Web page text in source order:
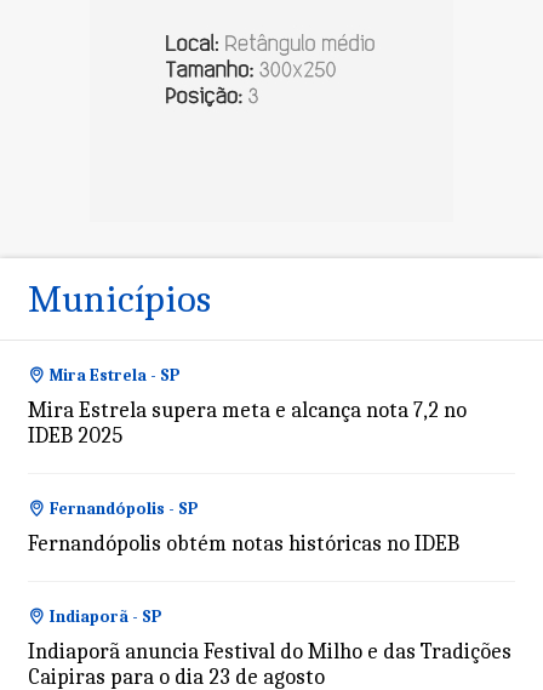
Municípios
Mira Estrela - SP
Mira Estrela supera meta e alcança nota 7,2 no
IDEB 2025
Fernandópolis - SP
Fernandópolis obtém notas históricas no IDEB
Indiaporã - SP
Indiaporã anuncia Festival do Milho e das Tradições
Caipiras para o dia 23 de agosto